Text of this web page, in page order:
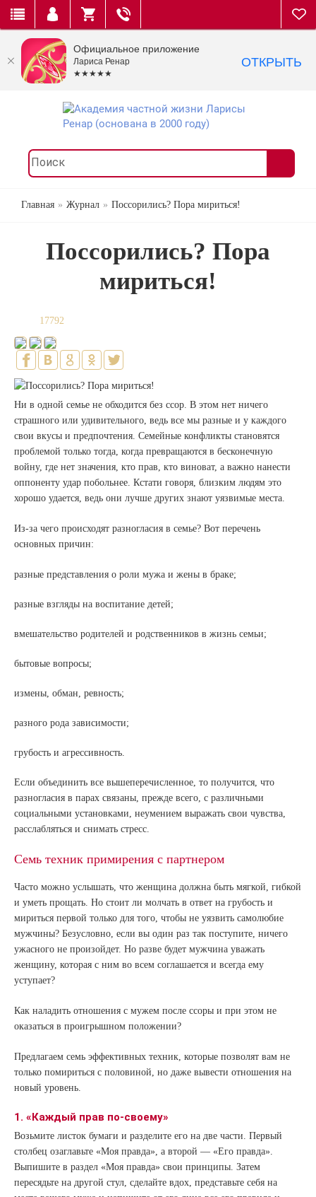
Главная Журнал Поссорились? Пора мириться!
Поссорились? Пора
мириться!
17792
Ни в одной семье не обходится без ссор. В этом нет ничего
страшного или удивительного, ведь все мы разные и у каждого
свои вкусы и предпочтения. Семейные конфликты становятся
проблемой только тогда, когда превращаются в бесконечную
войну, где нет значения, кто прав, кто виноват, а важно нанести
оппоненту удар побольнее. Кстати говоря, близким людям это
хорошо удается, ведь они лучше других знают уязвимые места.
Из-за чего происходят разногласия в семье? Вот перечень
основных причин:
разные представления о роли мужа и жены в браке;
разные взгляды на воспитание детей;
вмешательство родителей и родственников в жизнь семьи;
бытовые вопросы;
измены, обман, ревность;
разного рода зависимости;
грубость и агрессивность.
Если объединить все вышеперечисленное, то получится, что
разногласия в парах связаны, прежде всего, с различными
социальными установками, неумением выражать свои чувства,
расслабляться и снимать стресс.
Семь техник примирения с партнером
Часто можно услышать, что женщина должна быть мягкой, гибкой
и уметь прощать. Но стоит ли молчать в ответ на грубость и
мириться первой только для того, чтобы не уязвить самолюбие
мужчины? Безусловно, если вы один раз так поступите, ничего
ужасного не произойдет. Но разве будет мужчина уважать
женщину, которая с ним во всем соглашается и всегда ему
уступает?
Как наладить отношения с мужем после ссоры и при этом не
оказаться в проигрышном положении?
Предлагаем семь эффективных техник, которые позволят вам не
только помириться с половиной, но даже вывести отношения на
новый уровень.
1. «Каждый прав по-своему»
Возьмите листок бумаги и разделите его на две части. Первый
столбец озаглавьте «Моя правда», а второй — «Его правда».
Выпишите в раздел «Моя правда» свои принципы. Затем
пересядьте на другой стул, сделайте вдох, представьте себя на
Официальное приложение
Лариса Ренар
★★★★★
ОТКРЫТЬ